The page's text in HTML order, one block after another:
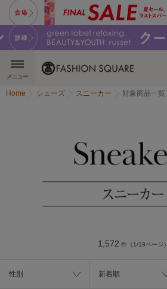
メニュー
Home シューズ スニーカー 対象商品一覧
1,572 件（1/18ページ）
性別 新着順